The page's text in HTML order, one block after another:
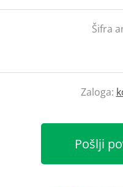
Šifra
Zaloga:
Pošlji